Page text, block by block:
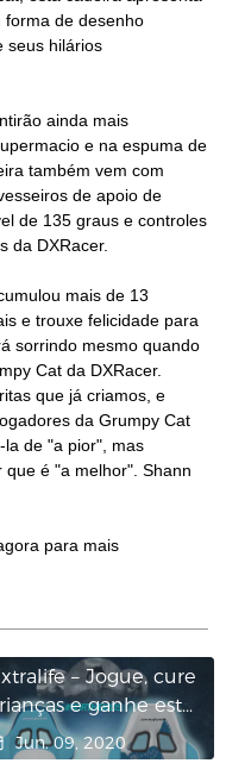
forma de desenho
seus hilários
ainda mais
e na espuma de
também vem com
de apoio de
de 135 graus e controles
da DXRacer.
mais de 13
e trouxe felicidade para
sorrindo mesmo quando
Cat da DXRacer.
que já criamos, e
da Grumpy Cat
la de "a pior", mas
é "a melhor". Shann
para mais
– Jogue, cure
e ganhe esta
incrível de
Jun. 09, 2020